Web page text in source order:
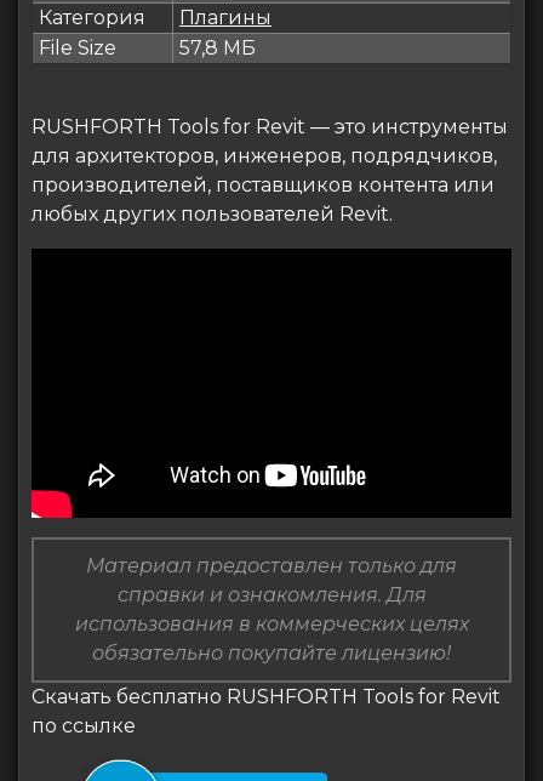
Категория
Плагины
File Size
57,8 МБ
RUSHFORTH Tools for Revit — это инструменты
для архитекторов, инженеров, подрядчиков,
производителей, поставщиков контента или
любых других пользователей Revit.
Материал предоставлен только для
справки и ознакомления. Для
использования в коммерческих целях
обязательно покупайте лицензию!
Скачать бесплатно RUSHFORTH Tools for Revit
по ссылке